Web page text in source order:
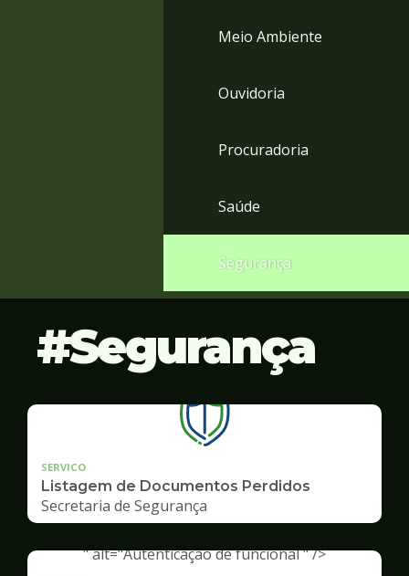
Meio Ambiente
Ouvidoria
Procuradoria
Saúde
Segurança
Segurança
SERVICO
Listagem de Documentos Perdidos
Secretaria de Segurança
" alt="Autenticação de funcional " />